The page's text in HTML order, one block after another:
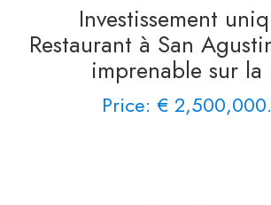
Investissement
Restaurant à San
imprenable sur la
Price: €